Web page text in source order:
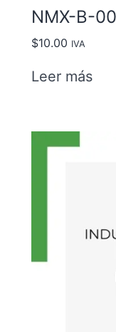
NMX-B-
$10.00 IVA
Leer más